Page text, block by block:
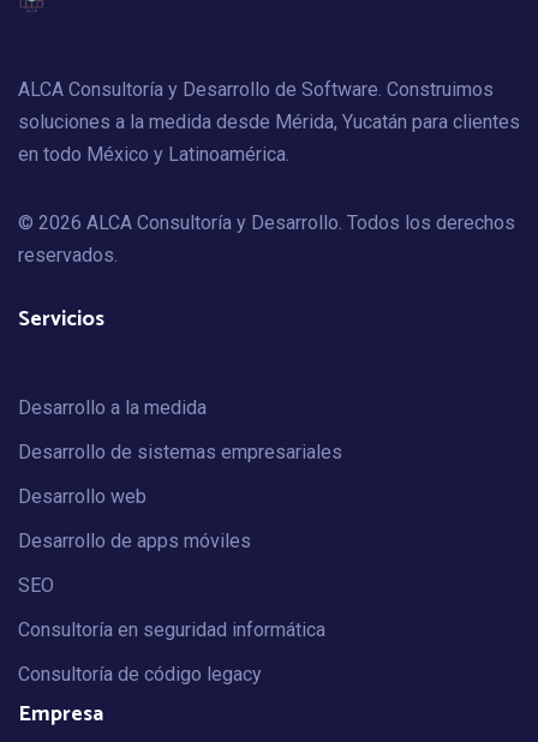
ALCA Consultoría y Desarrollo de Software. Construimos
soluciones a la medida desde Mérida, Yucatán para clientes
en todo México y Latinoamérica.
© 2026 ALCA Consultoría y Desarrollo. Todos los derechos
reservados.
Servicios
Desarrollo a la medida
Desarrollo de sistemas empresariales
Desarrollo web
Desarrollo de apps móviles
SEO
Consultoría en seguridad informática
Consultoría de código legacy
Empresa